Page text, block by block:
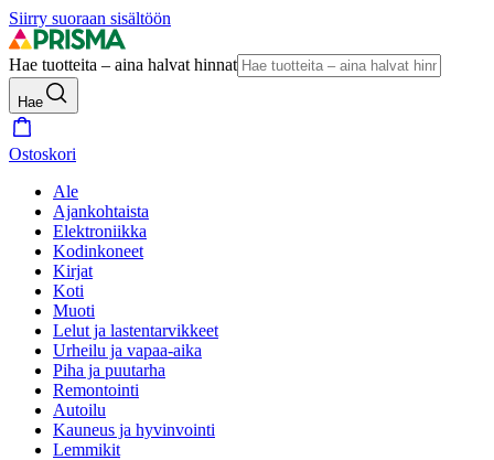
Siirry suoraan sisältöön
Hae tuotteita – aina halvat hinnat
Hae
Ostoskori
Ale
Ajankohtaista
Elektroniikka
Kodinkoneet
Kirjat
Koti
Muoti
Lelut ja lastentarvikkeet
Urheilu ja vapaa-aika
Piha ja puutarha
Remontointi
Autoilu
Kauneus ja hyvinvointi
Lemmikit